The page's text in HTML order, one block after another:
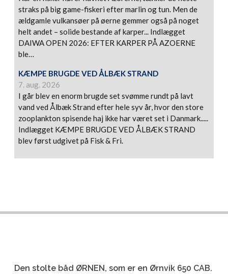
straks på big game-fiskeri efter marlin og tun. Men de
ældgamle vulkansøer på øerne gemmer også på noget
helt andet – solide bestande af karper... Indlægget
DAIWA OPEN 2026: EFTER KARPER PÅ AZOERNE
ble…
KÆMPE BRUGDE VED ÅLBÆK STRAND
7. aug. 2026
I går blev en enorm brugde set svømme rundt på lavt
vand ved Ålbæk Strand efter hele syv år, hvor den store
zooplankton spisende haj ikke har været set i Danmark.....
Indlægget KÆMPE BRUGDE VED ÅLBÆK STRAND
blev først udgivet på Fisk & Fri.
Den stolte båd ØRNEN, som er en Ørnvik 650 CAB.